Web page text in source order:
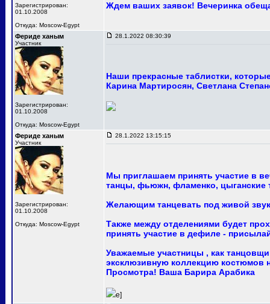
Зарегистрирован:
01.10.2008
Откуда: Moscow-Egypt
Ждем ваших заявок! Вечеринка
Фериде ханым
Участник
Зарегистрирован:
01.10.2008
Откуда: Moscow-Egypt
28.1.2022 08:30:39
Наши прекрасные таблистки,
Карина Мартиросян, Светлана
Фериде ханым
Участник
Зарегистрирован:
01.10.2008
Откуда: Moscow-Egypt
28.1.2022 13:15:15
Мы приглашаем принять участие в
танцы, фьюжн, фламенко, цыганские
Желающим танцевать под живой
Также между отделениями будет
принять участие в дефиле -
Уважаемые участницы , как
эксклюзивную коллекцию костюмов
Просмотра! Ваша Барира Арабика
e]